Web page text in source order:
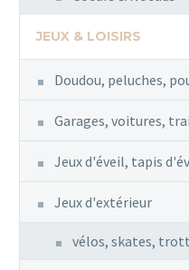
JEUX & LOISIRS
Doudou, peluches,
Garages, voitures,
Jeux d'éveil, tapis
Jeux d'extérieur
vélos, skates,